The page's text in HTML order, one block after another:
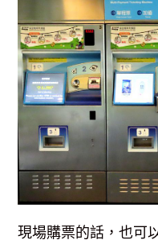
現場購票的話，也可